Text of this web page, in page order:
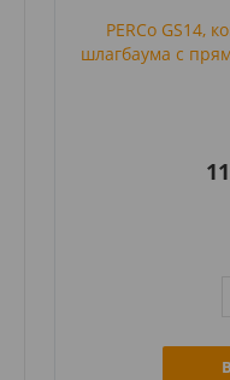
PERCo GS14,
шлагбаума с